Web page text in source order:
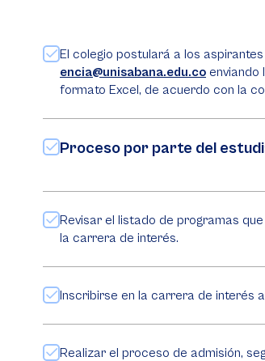
El colegio postulará a los
encia@unisabana.edu.co enviando
formato Excel, de acuerdo con la
Proceso por parte del
Revisar el listado de programas
la carrera de interés.
Inscribirse en la carrera de interés
Realizar el proceso de admisión,